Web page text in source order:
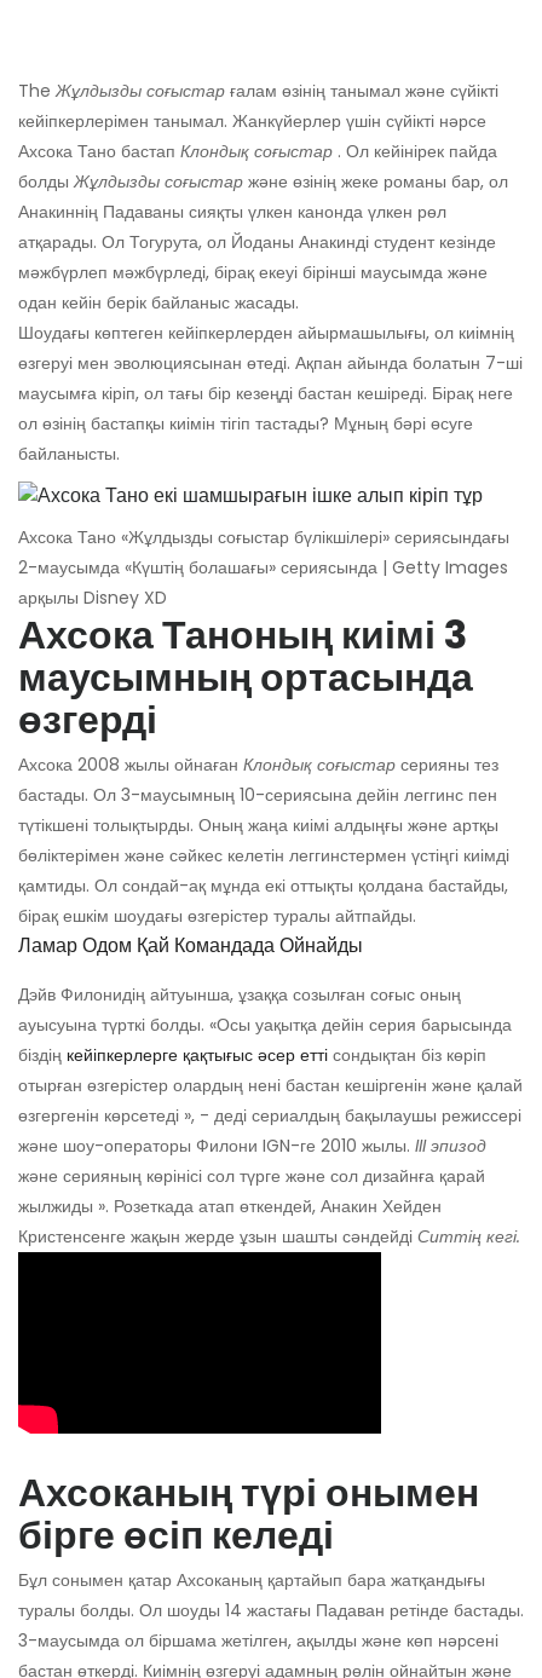
TheЖұлдызды соғыстар ғалам өзінің танымал және сүйікті
кейіпкерлерімен танымал. Жанкүйерлер үшін сүйікті нәрсе
Ахсока Тано бастап Клондық соғыстар . Ол кейінірек пайда
болдыЖұлдызды соғыстар және өзінің жеке романы бар, ол
Анакиннің Падаваны сияқты үлкен канонда үлкен рөл
атқарады. Ол Тогурута, ол Йоданы Анакинді студент кезінде
мәжбүрлеп мәжбүрледі, бірақ екеуі бірінші маусымда және
одан кейін берік байланыс жасады.
Шоудағы көптеген кейіпкерлерден айырмашылығы, ол киімнің
өзгеруі мен эволюциясынан өтеді. Ақпан айында болатын 7-ші
маусымға кіріп, ол тағы бір кезеңді бастан кешіреді. Бірақ неге
ол өзінің бастапқы киімін тігіп тастады? Мұның бәрі өсуге
байланысты.
Ахсока Тано «Жұлдызды соғыстар бүлікшілері» сериясындағы
2-маусымда «Күштің болашағы» сериясында | Getty Images
арқылы Disney XD
Ахсока Таноның киімі 3
маусымның ортасында
өзгерді
Ахсока 2008 жылы ойнаған Клондық соғыстар серияны тез
бастады. Ол 3-маусымның 10-сериясына дейін леггинс пен
түтікшені толықтырды. Оның жаңа киімі алдыңғы және артқы
бөліктерімен және сәйкес келетін леггинстермен үстіңгі киімді
қамтиды. Ол сондай-ақ мұнда екі оттықты қолдана бастайды,
бірақ ешкім шоудағы өзгерістер туралы айтпайды.
Ламар Одом Қай Командада Ойнайды
Дэйв Филонидің айтуынша, ұзаққа созылған соғыс оның
ауысуына түрткі болды. «Осы уақытқа дейін серия барысында
біздің кейіпкерлерге қақтығыс әсер етті сондықтан біз көріп
отырған өзгерістер олардың нені бастан кешіргенін және қалай
өзгергенін көрсетеді », - деді сериалдың бақылаушы режиссері
және шоу-операторы Филони IGN-ге 2010 жылы. III эпизод
және серияның көрінісі сол түрге және сол дизайнға қарай
жылжиды ». Розеткада атап өткендей, Анакин Хейден
Кристенсенге жақын жерде ұзын шашты сәндейді Ситтің кегі.
Ахсоканың түрі онымен
бірге өсіп келеді
Бұл сонымен қатар Ахсоканың қартайып бара жатқандығы
туралы болды. Ол шоуды 14 жастағы Падаван ретінде бастады.
3-маусымда ол біршама жетілген, ақылды және көп нәрсені
бастан өткерді. Киімнің өзгеруі адамның рөлін ойнайтын және